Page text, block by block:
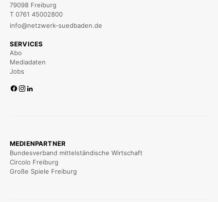
79098 Freiburg
T 0761 45002800
info@netzwerk-suedbaden.de
SERVICES
Abo
Mediadaten
Jobs
MEDIENPARTNER
Bundesverband mittelständische Wirtschaft
Circolo Freiburg
Große Spiele Freiburg